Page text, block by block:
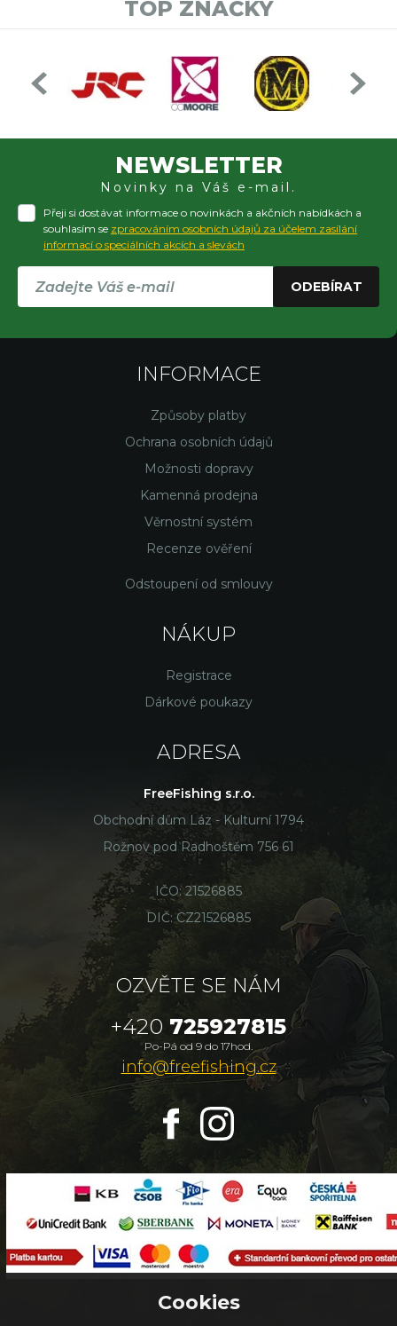
TOP ZNAČKY
NEWSLETTER
Novinky na Váš e-mail.
Přeji si dostávat informace o novinkách a akčních nabídkách a
souhlasím se zpracováním osobních údajů za účelem zasílání
informací o speciálních akcích a slevách
ODEBÍRAT
INFORMACE
Způsoby platby
Ochrana osobních údajů
Možnosti dopravy
Kamenná prodejna
Věrnostní systém
Recenze ověření
Odstoupení od smlouvy
NÁKUP
Registrace
Dárkové poukazy
ADRESA
FreeFishing s.r.o.
Obchodní dům Láz - Kulturní 1794
Rožnov pod Radhoštěm 756 61
IČO: 21526885
DIČ: CZ21526885
OZVĚTE SE NÁM
+420 725927815
Po-Pá od 9 do 17hod.
info@freefishing.cz
Cookies